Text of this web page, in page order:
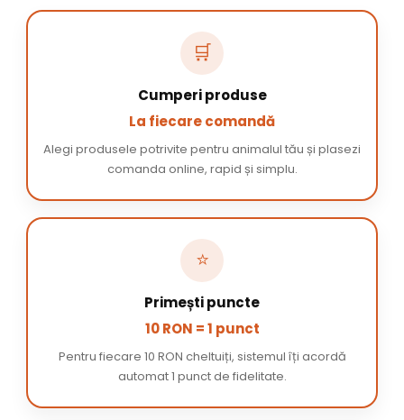
🛒
Cumperi produse
La fiecare comandă
Alegi produsele potrivite pentru animalul tău și plasezi
comanda online, rapid și simplu.
⭐
Primești puncte
10 RON = 1 punct
Pentru fiecare 10 RON cheltuiți, sistemul îți acordă
automat 1 punct de fidelitate.